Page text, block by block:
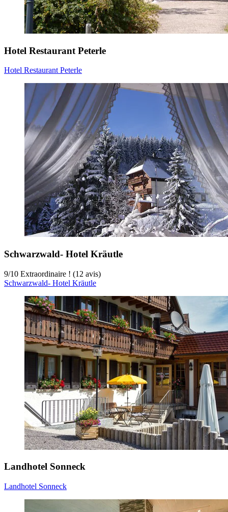
Hotel Restaurant Peterle
Hotel Restaurant Peterle
Schwarzwald- Hotel Kräutle
9/10 Extraordinaire ! (12 avis)
Schwarzwald- Hotel Kräutle
Landhotel Sonneck
Landhotel Sonneck